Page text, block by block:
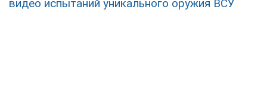
видео испытаний уникального оружия ВСУ